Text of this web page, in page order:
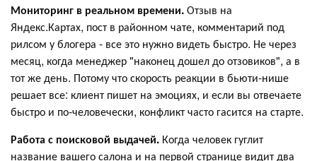
Мониторинг в реальном времени.Отзыв на
Яндекс.Картах, пост в районном чате, комментарий под
рилсом у блогера - все это нужно видеть быстро. Не через
месяц, когда менеджер "наконец дошел до отзовиков", а в
тот же день. Потому что скорость реакции в бьюти-нише
решает все: клиент пишет на эмоциях, и если вы отвечаете
быстро и по-человечески, конфликт часто гасится на старте.
Работа с поисковой выдачей. Когда человек гуглит
название вашего салона и на первой странице видит два